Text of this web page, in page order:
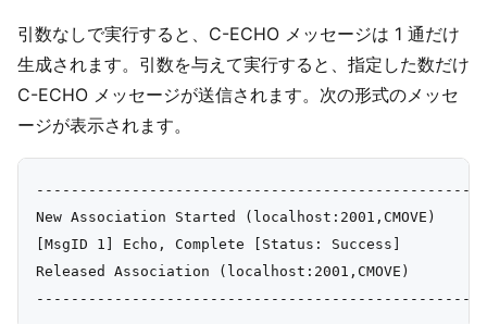
引数なしで実行すると、C-ECHO メッセージは 1 通だけ
生成されます。引数を与えて実行すると、指定した数だけ
C-ECHO メッセージが送信されます。次の形式のメッセ
ージが表示されます。
New Association Started (localhost:2001,CMOVE)
[MsgID 1] Echo, Complete [Status: Success]
Released Association (localhost:2001,CMOVE)